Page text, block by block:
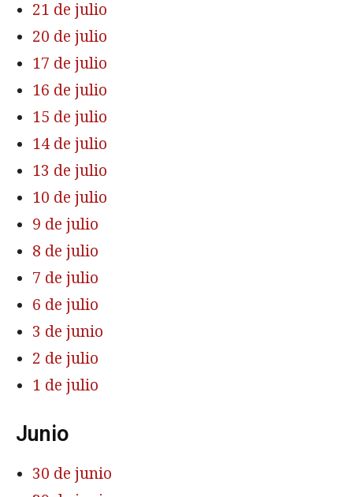
21 de julio
20 de julio
17 de julio
16 de julio
15 de julio
14 de julio
13 de julio
10 de julio
9 de julio
8 de julio
7 de julio
6 de julio
3 de junio
2 de julio
1 de julio
Junio
30 de junio